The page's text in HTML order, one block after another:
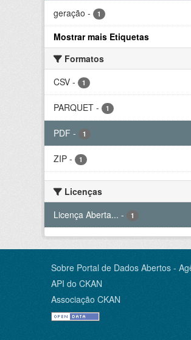
geração - 1
Mostrar mais Etiquetas
Formatos
CSV - 1
PARQUET - 1
PDF - 1
ZIP - 1
Licenças
Licença Aberta... - 1
Sobre Portal de Dados Abertos -
API do CKAN
Associação CKAN